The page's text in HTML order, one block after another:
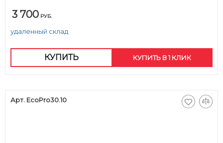
3 700 РУБ.
удаленный склад
КУПИТЬ КУПИТЬ В 1 КЛИК
Арт. EcoPro30.10